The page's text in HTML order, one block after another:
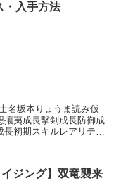
・入手方法
名坂本りょうま読み仮
攘夷成長撃剣成長防御成
初期スキルレアリティ
イジング】双竜襲来